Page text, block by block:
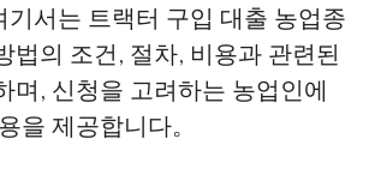
기서는 트랙터 구입 대출 농업종
법의 조건, 절차, 비용과 관련된
며, 신청을 고려하는 농업인에
을 제공합니다。